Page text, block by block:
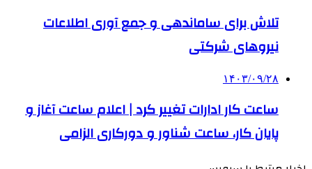
تلاش برای ساماندهی و جمع آوری اطلاعات
نیروهای شرکتی
۱۴۰۳/۰۹/۲۸
ساعت‌ کار ادارات تغییر کرد | اعلام ساعت آغاز و
پایان کار، ساعت شناور و دورکاری الزامی